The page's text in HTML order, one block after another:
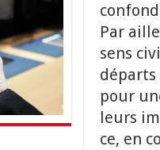
Par
sens
départs
pour
leurs
ce, en